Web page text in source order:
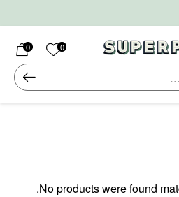
0 הרשימה
0
No products were found